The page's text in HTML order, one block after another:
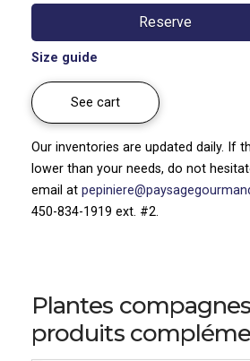
Reserve
Size guide
See cart
Our inventories are updated daily. If
lower than your needs, do not
email at
450-834-1919 ext. #2.
Plantes
produits